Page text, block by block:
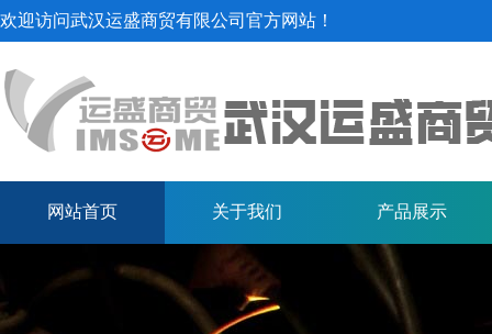
欢迎访问武汉运盛商贸有限公司官方网站！
网站首页 关于我们 产品展示